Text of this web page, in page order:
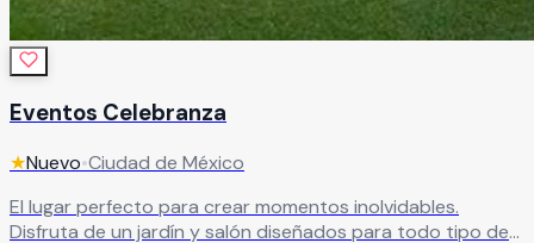
Eventos Celebranza
★Nuevo•Ciudad de México
El lugar perfecto para crear momentos inolvidables.
Disfruta de un jardín y salón diseñados para todo tipo de